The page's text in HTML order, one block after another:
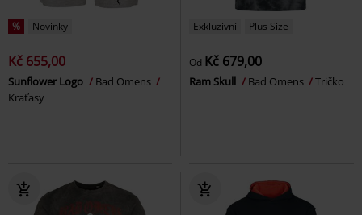
% Novinky
Kč 655,00
Sunflower Logo
Bad Omens
Kraťasy
Exkluzivní Plus Size
Od Kč 679,00
Ram Skull Bad Omens Tričko